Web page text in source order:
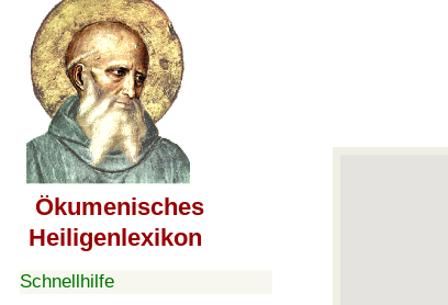
Ökumenisches
Heiligenlexikon
Schnellhilfe